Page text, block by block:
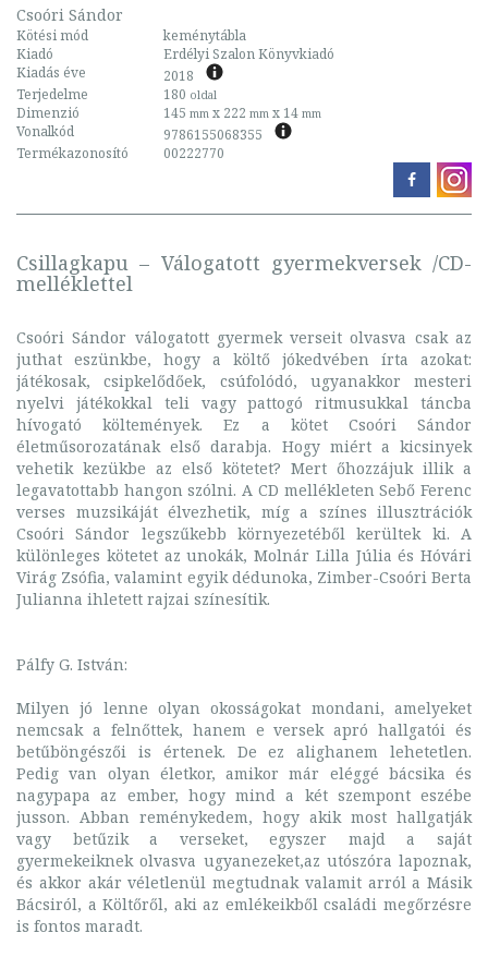
Csoóri Sándor
Kötési mód
keménytábla
Kiadó
Erdélyi Szalon Könyvkiadó
Kiadás éve
2018
Terjedelme
180 oldal
Dimenzió 145 mm x 222 mm x 14 mm
Vonalkód
9786155068355
Termékazonosító
00222770
Csillagkapu – Válogatott gyermekversek /CD-
melléklettel
Csoóri Sándor válogatott gyermek verseit olvasva csak az
juthat eszünkbe, hogy a költő jókedvében írta azokat:
játékosak, csipkelődőek, csúfolódó, ugyanakkor mesteri
nyelvi játékokkal teli vagy pattogó ritmusukkal táncba
hívogató költemények. Ez a kötet Csoóri Sándor
életműsorozatának első darabja. Hogy miért a kicsinyek
vehetik kezükbe az első kötetet? Mert őhozzájuk illik a
legavatottabb hangon szólni. A CD mellékleten Sebő Ferenc
verses muzsikáját élvezhetik, míg a színes illusztrációk
Csoóri Sándor legszűkebb környezetéből kerültek ki. A
különleges kötetet az unokák, Molnár Lilla Júlia és Hóvári
Virág Zsófia, valamint egyik dédunoka, Zimber-Csoóri Berta
Julianna ihletett rajzai színesítik.
Pálfy G. István:
Milyen jó lenne olyan okosságokat mondani, amelyeket
nemcsak a felnőttek, hanem e versek apró hallgatói és
betűböngészői is értenek. De ez alighanem lehetetlen.
Pedig van olyan életkor, amikor már eléggé bácsika és
nagypapa az ember, hogy mind a két szempont eszébe
jusson. Abban reménykedem, hogy akik most hallgatják
vagy betűzik a verseket, egyszer majd a saját
gyermekeiknek olvasva ugyanezeket,az utószóra lapoznak,
és akkor akár véletlenül megtudnak valamit arról a Másik
Bácsiról, a Költőről, aki az emlékeikből családi megőrzésre
is fontos maradt.